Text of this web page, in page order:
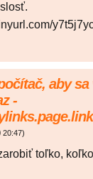
aby
-
20:47)
toľko,